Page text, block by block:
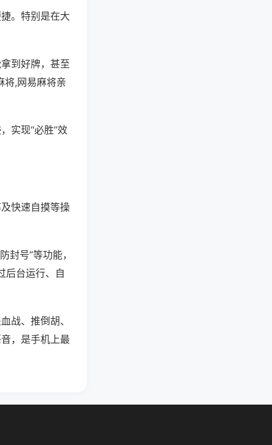
。特别是在大
到好牌，甚至
将,网易麻将亲
实现“必胜”效
快速自摸等操
封号”等功能，
后台运行、自
战、推倒胡、
，是手机上最